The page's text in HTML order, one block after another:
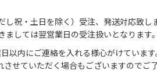
祝・土日を除く）受注、発送対応致し
しては翌営業日の受注扱いとなります。
以内にご連絡を入れる様心がけています
せていただく場合もございますのでご了